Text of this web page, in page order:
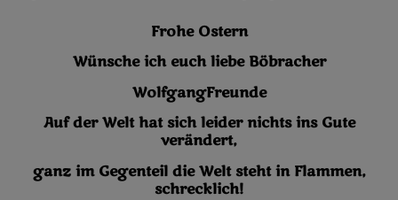
Frohe Ostern
Wünsche ich euch liebe Böbracher
WolfgangFreunde
Auf der Welt hat sich leider nichts ins Gute
verändert,
ganz im Gegenteil die Welt steht in Flammen,
schrecklich!